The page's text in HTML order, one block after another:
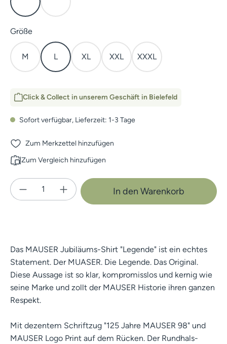
Matt Oliv Sand
Größeauswählen
M L XL XXL XXXL
Click & Collect in unserem Geschäft in Bielefeld
Sofort verfügbar, Lieferzeit: 1-3 Tage
Zum Merkzettel hinzufügen
Zum Vergleich hinzufügen
Produkt Anzahl: Gib den gewünschten
In den Warenkorb
Das MAUSER Jubiläums-Shirt "Legende" ist ein echtes
Statement. Der MUASER. Die Legende. Das Original.
Diese Aussage ist so klar, kompromisslos und kernig wie
seine Marke und zollt der MAUSER Historie ihren ganzen
Respekt.
Mit dezentem Schriftzug "125 Jahre MAUSER 98" und
MAUSER Logo Print auf dem Rücken. Der Rundhals-